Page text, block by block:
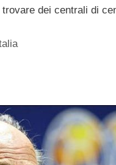
dei centrali di